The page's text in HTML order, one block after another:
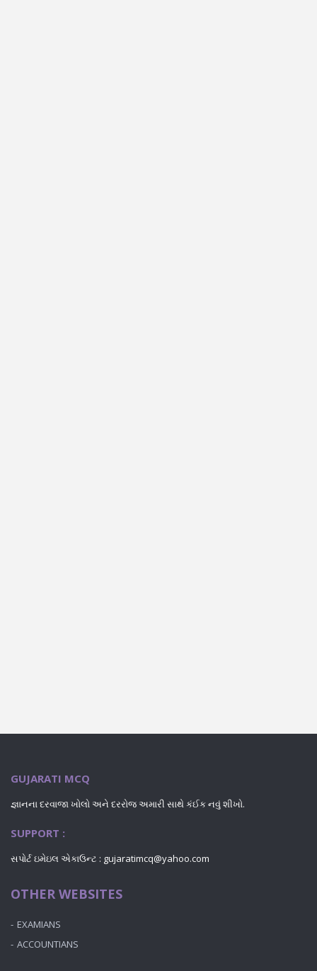
GUJARATI MCQ
જ્ઞાનના દરવાજા ખોલો અને દરરોજ અમારી સાથે કંઈક નવું શીખો.
SUPPORT :
સપોર્ટ ઇમેઇલ એકાઉન્ટ : gujaratimcq@yahoo.com
OTHER WEBSITES
EXAMIANS
ACCOUNTIANS